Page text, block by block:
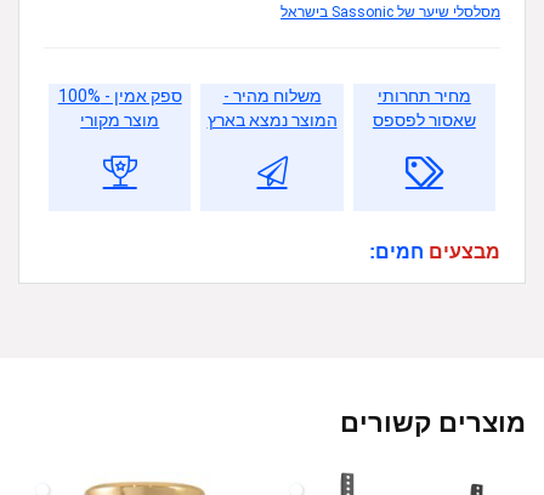
מסלסלי שיער של Sassonic בישראל
מחיר תחרותי
שאסור לפספס
משלוח מהיר -
המוצר נמצא בארץ
ספק אמין - 100%
מוצר מקורי
מבצעים חמים:
מוצרים קשורים